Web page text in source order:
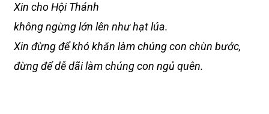
Xin cho Hội Thánh
không ngừng lớn lên như hạt lúa.
Xin đừng để khó khăn làm chúng con chùn bước,
đừng để dễ dãi làm chúng con ngủ quên.